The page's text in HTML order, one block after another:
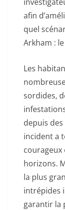
afin
quel
Arkham :
Les
sordides,
depuis
incident a
courageux
horizons.
la plus
intrépides
garantir la